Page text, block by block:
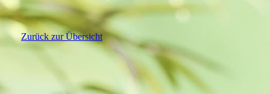
Zurück zur Übersicht